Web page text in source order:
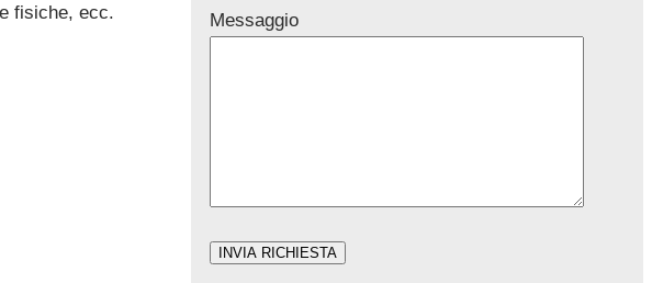
fisiche, ecc.
Messaggio